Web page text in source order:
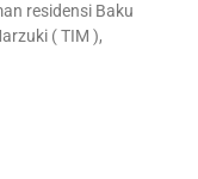
residensi Baku
( TIM ),